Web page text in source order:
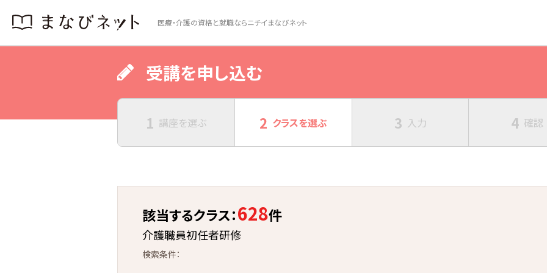
医療・介護の資格と就職ならニチイまなびネット
受講を申し込む
1 講座を選ぶ 2 クラスを選ぶ 3 入力 4 確認
該当するクラス：628件
介護職員初任者研修